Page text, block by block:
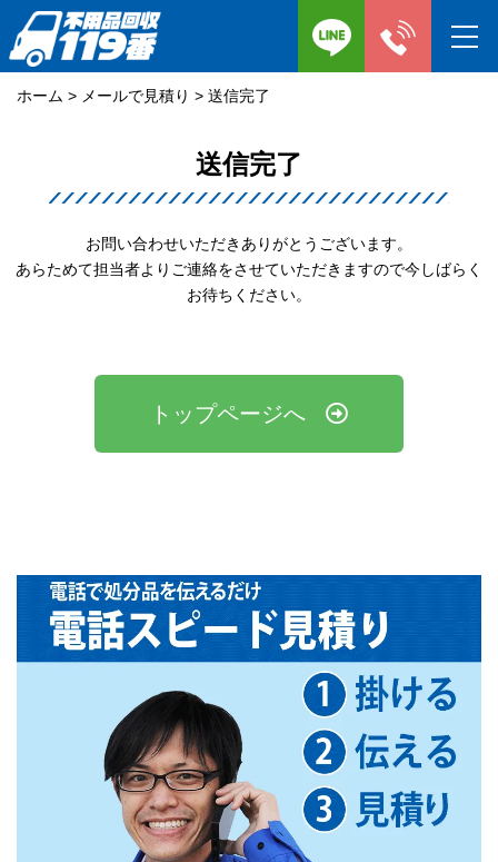
ホーム > メールで見積り > 送信完了
送信完了
お問い合わせいただきありがとうございます。
あらためて担当者よりご連絡をさせていただきますので今しばらく
お待ちください。
トップページへ